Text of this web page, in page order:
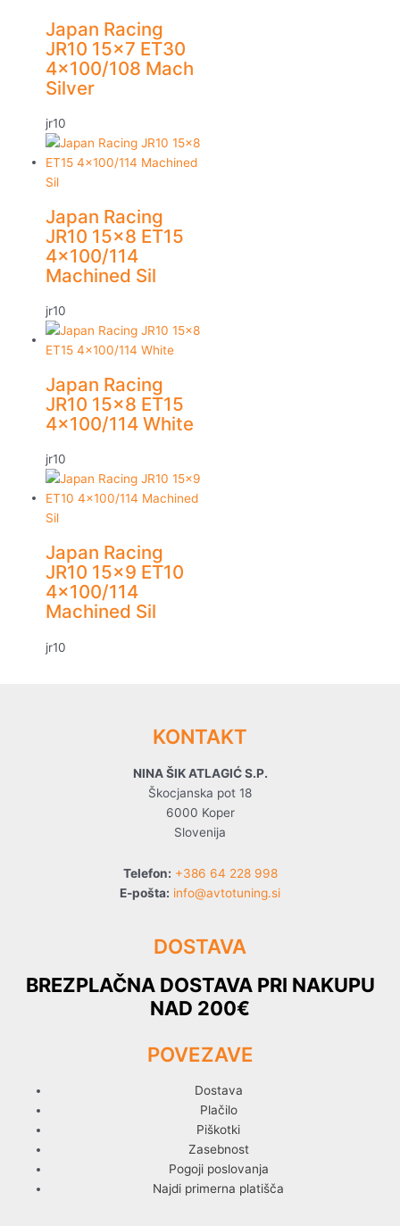
Japan Racing
JR10 15×7 ET30
4×100/108 Mach
Silver
jr10
Japan Racing
JR10 15×8 ET15
4×100/114
Machined Sil
jr10
Japan Racing
JR10 15×8 ET15
4×100/114 White
jr10
Japan Racing
JR10 15×9 ET10
4×100/114
Machined Sil
jr10
KONTAKT
NINA ŠIK ATLAGIĆ S.P.
Škocjanska pot 18
6000 Koper
Slovenija
Telefon: +386 64 228 998
E-pošta: info@avtotuning.si
DOSTAVA
BREZPLAČNA DOSTAVA PRI NAKUPU
NAD 200€
POVEZAVE
Dostava
Plačilo
Piškotki
Zasebnost
Pogoji poslovanja
Najdi primerna platišča